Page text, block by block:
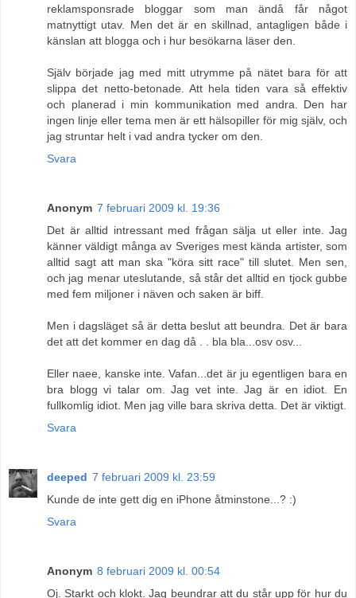
reklamsponsrade bloggar som man ändå får något
matnyttigt utav. Men det är en skillnad, antagligen både i
känslan att blogga och i hur besökarna läser den.
Själv började jag med mitt utrymme på nätet bara för att
slippa det netto-betonade. Att hela tiden vara så effektiv
och planerad i min kommunikation med andra. Den har
ingen linje eller tema men är ett hälsopiller för mig själv, och
jag struntar helt i vad andra tycker om den.
Svara
Anonym 7 februari 2009 kl. 19:36
Det är alltid intressant med frågan sälja ut eller inte. Jag
känner väldigt många av Sveriges mest kända artister, som
alltid sagt att man ska "köra sitt race" till slutet. Men sen,
och jag menar uteslutande, så står det alltid en tjock gubbe
med fem miljoner i näven och saken är biff.
Men i dagsläget så är detta beslut att beundra. Det är bara
det att det kommer en dag då . . bla bla...osv osv...
Eller naee, kanske inte. Vafan...det är ju egentligen bara en
bra blogg vi talar om. Jag vet inte. Jag är en idiot. En
fullkomlig idiot. Men jag ville bara skriva detta. Det är viktigt.
Svara
deeped 7 februari 2009 kl. 23:59
Kunde de inte gett dig en iPhone åtminstone...? :)
Svara
Anonym 8 februari 2009 kl. 00:54
Oj. Starkt och klokt. Jag beundrar att du står upp för hur du